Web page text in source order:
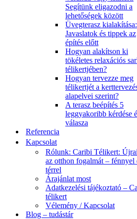
Segítünk eligazodni a
lehetőségek között
Üvegterasz kialakítása:
Javaslatok és tippek az
építés előtt
Hogyan alakítson ki
tökéletes relaxációs
télikertjében?
Hogyan tervezze meg
télikertjét a
alapelvei szerint?
A terasz beépítés 5
leggyakoribb kérdése
válasza
Referencia
Kapcsolat
Rólunk: Caribi Télikert:
az otthon fogalmát – fénnyel
térrel
Árajánlat most
Adatkezelési tájékoztató –
télikert
Vélemény / Kapcsolat
Blog – tudástár